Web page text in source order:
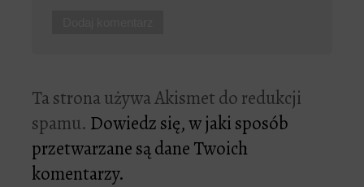
Ta strona używa Akismet do redukcji
spamu. Dowiedz się, w jaki sposób
przetwarzane są dane Twoich
komentarzy.